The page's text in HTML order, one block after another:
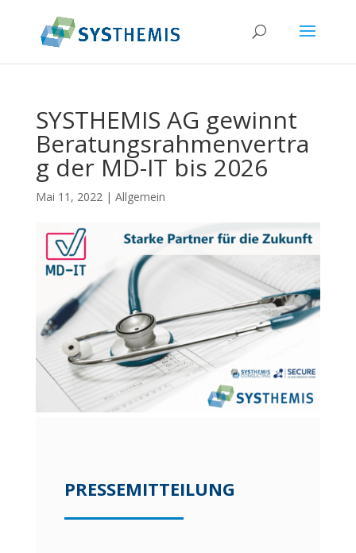
SYSTHEMIS AG gewinnt
Beratungsrahmenvertra
g der MD-IT bis 2026
Mai 11, 2022| Allgemein
PRESSEMITTEILUNG